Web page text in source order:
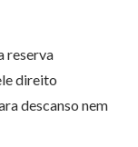
reserva
direito
descanso nem